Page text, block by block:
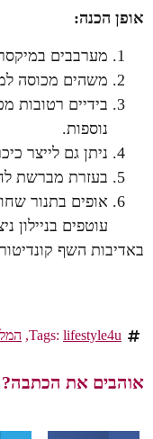
אופן הכנה:
מערבבים
משהים מכוסה למשך
נוספות.
ניתן גם לייצר כיכר
בעזרת מברשת
עוטפים בניילון
באדיבות השף
Tags: lifestyle4u
,
אוהבים את